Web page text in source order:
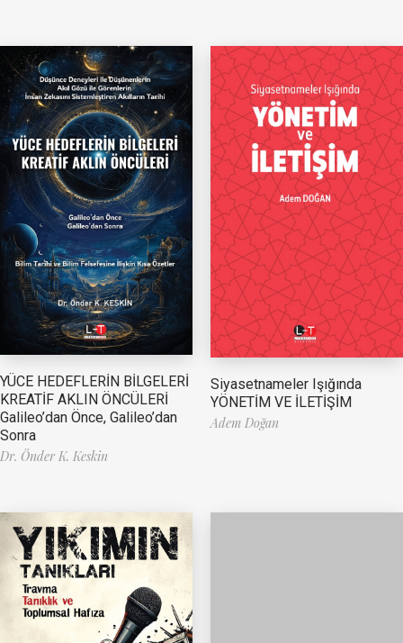
YÜCE HEDEFLERİN BİLGELERİ
KREATİF AKLIN ÖNCÜLERİ
Galileo’dan Önce, Galileo’dan
Sonra
Dr. Önder K. Keskin
Siyasetnameler Işığında
YÖNETİM VE İLETİŞİM
Adem Doğan